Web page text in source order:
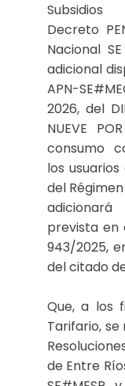
Subsidios
Decreto
Nacional
adicional
APN-
2026, del
NUEVE
consumo
los
del
prevista en
943/2025,
del citado
Que, a los
Tarifario,
de Entre